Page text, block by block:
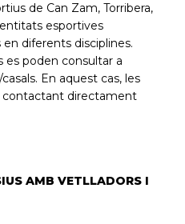
de Can Zam, Torribera,
esportives
diferents disciplines.
es poden consultar a
En aquest cas, les
contactant directament
AMB VETLLADORS I